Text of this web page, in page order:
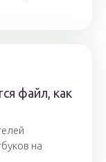
файл, как
на